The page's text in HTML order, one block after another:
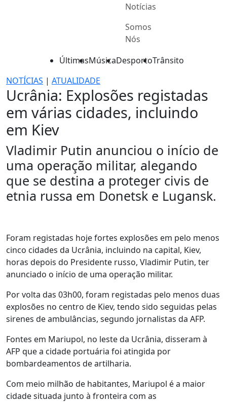
Notícias
Somos
Nós
ÚltimasMúsicaDesportoTrânsito
NOTÍCIAS | ATUALIDADE
Ucrânia: Explosões registadas
em várias cidades, incluindo
em Kiev
Vladimir Putin anunciou o início de
uma operação militar, alegando
que se destina a proteger civis de
etnia russa em Donetsk e Lugansk.
Foram registadas hoje fortes explosões em pelo menos
cinco cidades da Ucrânia, incluindo na capital, Kiev,
horas depois do Presidente russo, Vladimir Putin, ter
anunciado o início de uma operação militar.
Por volta das 03h00, foram registadas pelo menos duas
explosões no centro de Kiev, tendo sido seguidas pelas
sirenes de ambulâncias, segundo jornalistas da AFP.
Fontes em Mariupol, no leste da Ucrânia, disseram à
AFP que a cidade portuária foi atingida por
bombardeamentos de artilharia.
Com meio milhão de habitantes, Mariupol é a maior
cidade situada junto à fronteira com as